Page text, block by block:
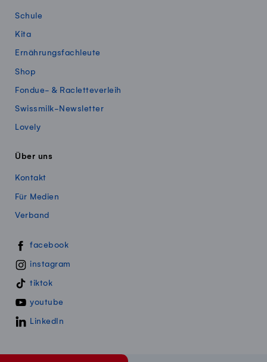
Schule
Kita
Ernährungsfachleute
Shop
Fondue- & Racletteverleih
Swissmilk-Newsletter
Lovely
Über uns
Kontakt
Für Medien
Verband
Swissmillk auf Social Media
facebook
instagram
tiktok
youtube
LinkedIn